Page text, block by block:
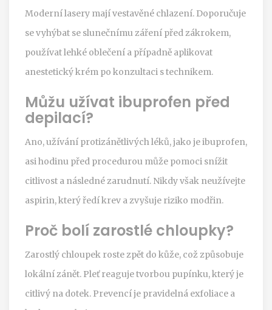
Moderní lasery mají vestavěné chlazení. Doporučuje
se vyhýbat se slunečnímu záření před zákrokem,
používat lehké oblečení a případně aplikovat
anestetický krém po konzultaci s technikem.
Můžu užívat ibuprofen před
depilací?
Ano, užívání protizánětlivých léků, jako je ibuprofen,
asi hodinu před procedurou může pomoci snížit
citlivost a následné zarudnutí. Nikdy však neužívejte
aspirin, který ředí krev a zvyšuje riziko modřin.
Proč bolí zarostlé chloupky?
Zarostlý chloupek roste zpět do kůže, což způsobuje
lokální zánět. Pleť reaguje tvorbou pupínku, který je
citlivý na dotek. Prevencí je pravidelná exfoliace a